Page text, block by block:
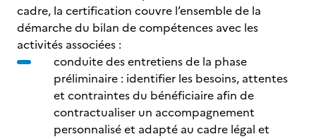
cadre, la certification couvre l’ensemble de la
démarche du bilan de compétences avec les
activités associées :
conduite des entretiens de la phase
préliminaire : identifier les besoins, attentes
et contraintes du bénéficiaire afin de
contractualiser un accompagnement
personnalisé et adapté au cadre légal et